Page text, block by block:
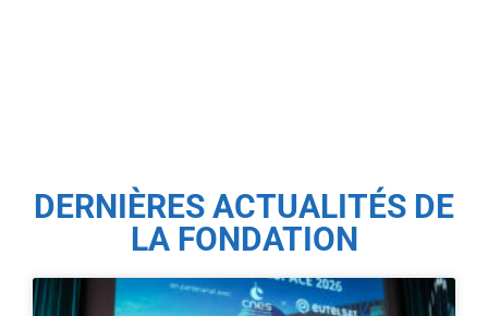
DERNIÈRES ACTUALITÉS DE
LA FONDATION